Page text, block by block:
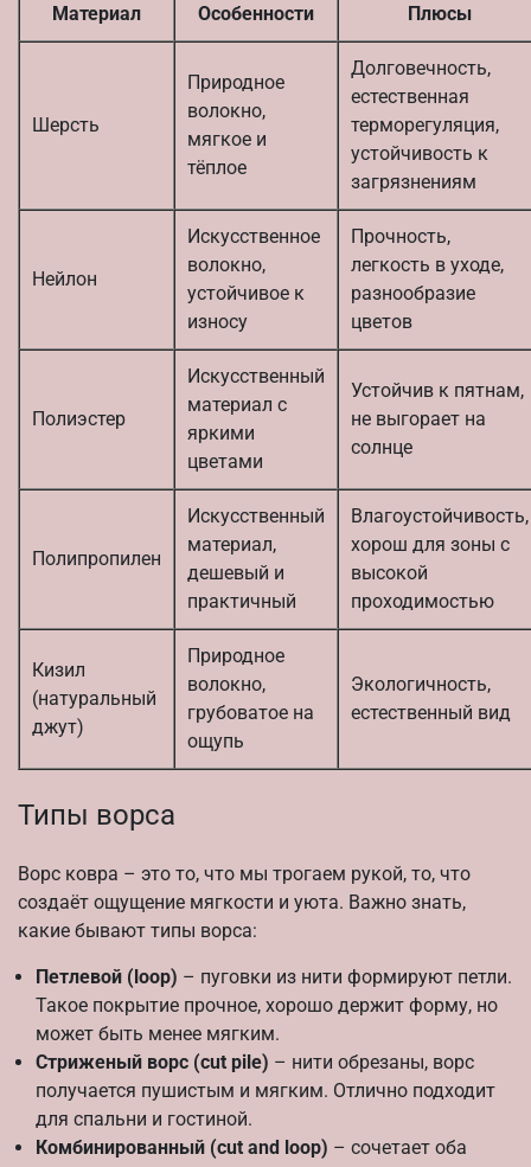
Материал Особенности Плюсы
Шерсть
Природное
волокно,
мягкое и
тёплое
Долговечность,
естественная
терморегуляция,
устойчивость к
загрязнениям
Нейлон
Искусственное
волокно,
устойчивое к
износу
Прочность,
легкость в уходе,
разнообразие
цветов
Полиэстер
Искусственный
материал с
яркими
цветами
Устойчив к пятнам,
не выгорает на
солнце
Полипропилен
Искусственный
материал,
дешевый и
практичный
Влагоустойчивость,
хорош для зоны с
высокой
проходимостью
Кизил
(натуральный
джут)
Природное
волокно,
грубоватое на
ощупь
Экологичность,
естественный вид
Типы ворса
Ворс ковра – это то, что мы трогаем рукой, то, что
создаёт ощущение мягкости и уюта. Важно знать,
какие бывают типы ворса:
Петлевой (loop) – пуговки из нити формируют петли.
Такое покрытие прочное, хорошо держит форму, но
может быть менее мягким.
Стриженый ворс (cut pile) – нити обрезаны, ворс
получается пушистым и мягким. Отлично подходит
для спальни и гостиной.
Комбинированный (cut and loop) – сочетает оба